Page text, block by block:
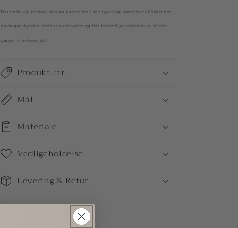
Det enkle og tidsløse design passer ind i alle typer og størrelser af køkkener,
da magnethylden findes i to længder og fire forskellige variationer, så den
passer til enhver stil.
Produkt. nr.
Mål
Materiale
Vedligeholdelse
Levering & Retur